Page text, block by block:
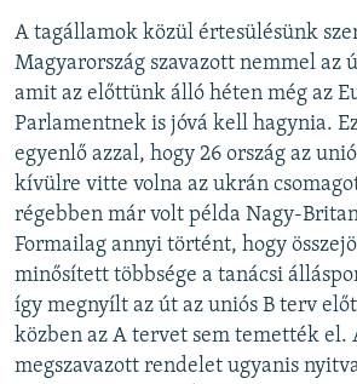
A tagállamok közül értesülésünk
Magyarország szavazott nemmel az
amit az előttünk álló héten még az
Parlamentnek is jóvá kell hagynia.
egyenlő azzal, hogy 26 ország az
kívülre vitte volna az ukrán
régebben már volt példa Nagy-
Formailag annyi történt, hogy
minősített többsége a tanácsi
így megnyílt az út az uniós B terv
közben az A tervet sem temették el.
megszavazott rendelet ugyanis